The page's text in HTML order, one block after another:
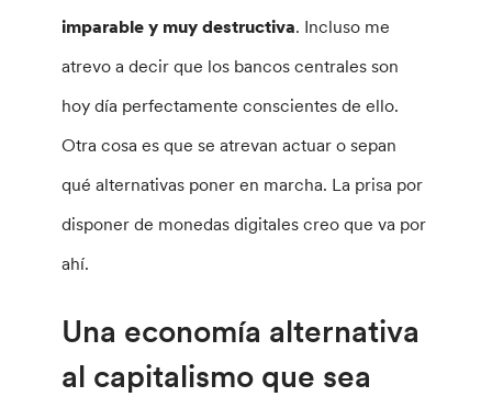
imparable y muy destructiva. Incluso me
atrevo a decir que los bancos centrales son
hoy día perfectamente conscientes de ello.
Otra cosa es que se atrevan actuar o sepan
qué alternativas poner en marcha. La prisa por
disponer de monedas digitales creo que va por
ahí.
Una economía alternativa
al capitalismo que sea